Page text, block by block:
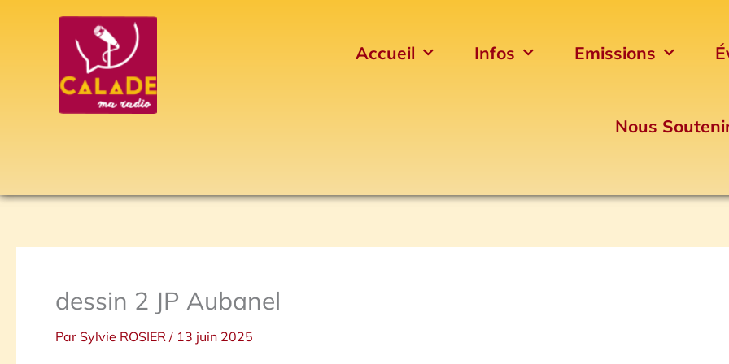
Accueil Infos Emissions
Nous
dessin 2 JP Aubanel
Par Sylvie ROSIER / 13 juin 2025